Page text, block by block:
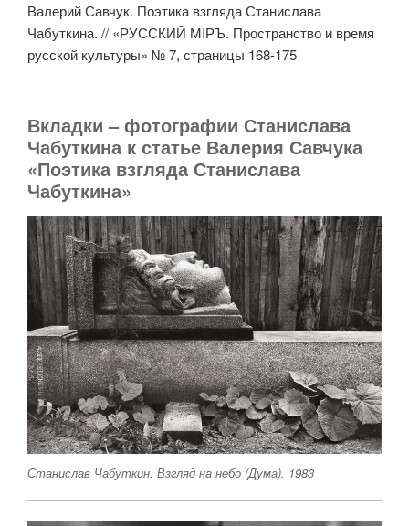
Валерий Савчук. Поэтика взгляда Станислава
Чабуткина. // «РУССКИЙ МIРЪ. Пространство и время
русской культуры» № 7, страницы 168-175
Вкладки – фотографии Станислава
Чабуткина к статье Валерия Савчука
«Поэтика взгляда Станислава
Чабуткина»
Станислав Чабуткин. Взгляд на небо (Дума). 1983